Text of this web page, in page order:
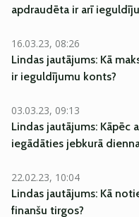
apdraudēta ir arī
16.03.23, 08:26
Lindas jautājums: Kā
ir ieguldījumu konts?
03.03.23, 09:13
Lindas jautājums: Kāpēc
iegādāties jebkurā
22.02.23, 10:04
Lindas jautājums: Kā
finanšu tirgos?